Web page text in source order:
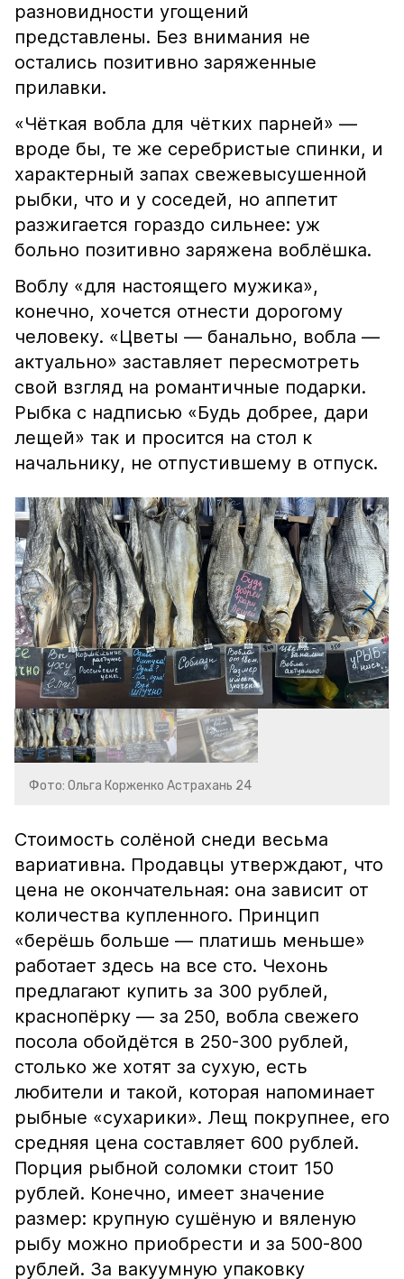
разновидности угощений
представлены. Без внимания не
остались позитивно заряженные
прилавки.
«Чёткая вобла для чётких парней» —
вроде бы, те же серебристые спинки, и
характерный запах свежевысушенной
рыбки, что и у соседей, но аппетит
разжигается гораздо сильнее: уж
больно позитивно заряжена воблёшка.
Воблу «для настоящего мужика»,
конечно, хочется отнести дорогому
человеку. «Цветы — банально, вобла —
актуально» заставляет пересмотреть
свой взгляд на романтичные подарки.
Рыбка с надписью «Будь добрее, дари
лещей» так и просится на стол к
начальнику, не отпустившему в отпуск.
Фото: Ольга Корженко Астрахань 24
Стоимость солёной снеди весьма
вариативна. Продавцы утверждают, что
цена не окончательная: она зависит от
количества купленного. Принцип
«берёшь больше — платишь меньше»
работает здесь на все сто. Чехонь
предлагают купить за 300 рублей,
краснопёрку — за 250, вобла свежего
посола обойдётся в 250-300 рублей,
столько же хотят за сухую, есть
любители и такой, которая напоминает
рыбные «сухарики». Лещ покрупнее, его
средняя цена составляет 600 рублей.
Порция рыбной соломки стоит 150
рублей. Конечно, имеет значение
размер: крупную сушёную и вяленую
рыбу можно приобрести и за 500-800
рублей. За вакуумную упаковку